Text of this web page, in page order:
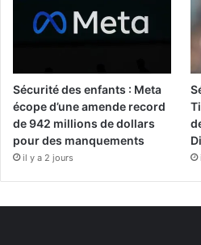
Sécurité des enfants : Meta
écope d’une amende record
de 942 millions de dollars
pour des manquements
il y a 2 jours